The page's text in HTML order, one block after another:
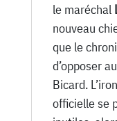
le maréchal
nouveau
que le
d’opposer
Bicard.
officielle se